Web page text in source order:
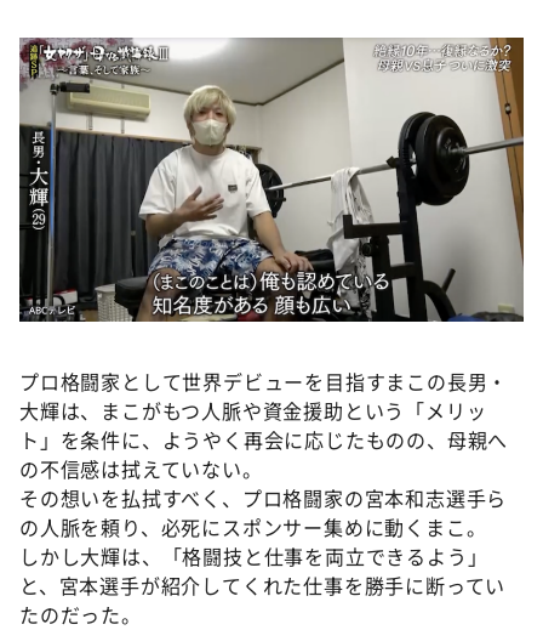
プロ格闘家として世界デビューを目指すまこの長男・
大輝は、まこがもつ人脈や資金援助という「メリッ
ト」を条件に、ようやく再会に応じたものの、母親へ
の不信感は拭えていない。
その想いを払拭すべく、プロ格闘家の宮本和志選手ら
の人脈を頼り、必死にスポンサー集めに動くまこ。
しかし大輝は、「格闘技と仕事を両立できるよう」
と、宮本選手が紹介してくれた仕事を勝手に断ってい
たのだった。